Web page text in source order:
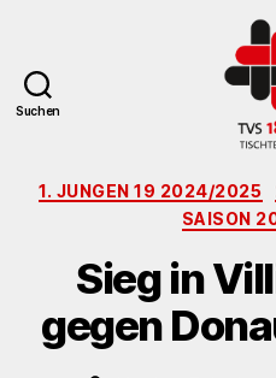
Suchen
1. JUNGEN 19 2024/2025
SAISON
Sieg in
gegen